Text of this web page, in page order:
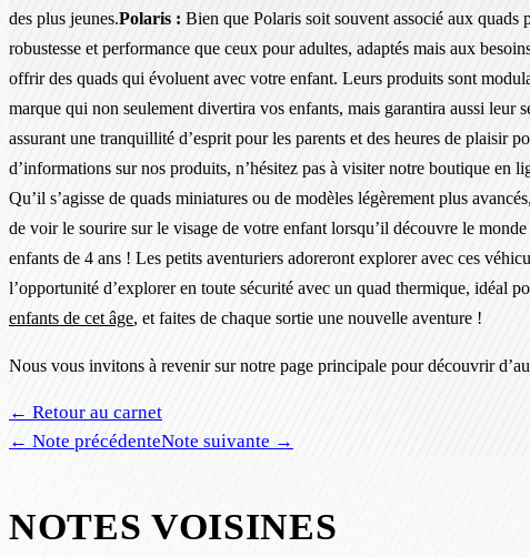
des plus jeunes.Polaris : Bien que Polaris soit souvent associé aux quads
robustesse et performance que ceux pour adultes, adaptés mais aux
offrir des quads qui évoluent avec votre enfant. Leurs produits sont
marque qui non seulement divertira vos enfants, mais garantira aussi leur
assurant une tranquillité d’esprit pour les parents et des heures de plaisir
d’informations sur nos produits, n’hésitez pas à visiter notre boutique en
Qu’il s’agisse de quads miniatures ou de modèles légèrement plus
de voir le sourire sur le visage de votre enfant lorsqu’il découvre le
enfants de 4 ans ! Les petits aventuriers adoreront explorer avec ces
l’opportunité d’explorer en toute sécurité avec un quad thermique, idéal
enfants de cet âge, et faites de chaque sortie une nouvelle aventure !
Nous vous invitons à revenir sur notre page principale pour découvrir
← Retour au carnet
← Note précédenteNote suivante →
NOTES VOISINES